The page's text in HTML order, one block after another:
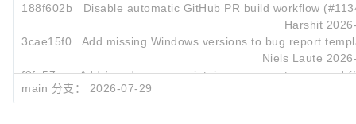
188f602b
Disable automatic GitHub PR build workflow
Harshit
3cae15f0
Add missing Windows versions to bug report
Niels Laute
f9fe57aa
Add /needs-repro maintainer comment command
main 分支： 2026-07-29